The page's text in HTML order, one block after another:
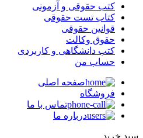
کتب حقوقی و آزمونی
کتاب تست حقوقی
قوانین حقوقی
حقوق وکالت
کتب دانشگاهی و کاربردی
حساب من
صفحه اصلی
فروشگاه
تماس با ما
درباره ما
سبد خرید